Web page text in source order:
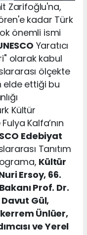
Zarifoğlu'na,
kadar Türk
önemli ismi
Yaratıcı
olarak kabul
ölçekte
elde ettiği bu
Kültür
Kalfa’nın
Edebiyat
Tanıtım
Kültür
Ersoy, 66.
Prof. Dr.
Gül,
Ünlüer,
ve Yerel